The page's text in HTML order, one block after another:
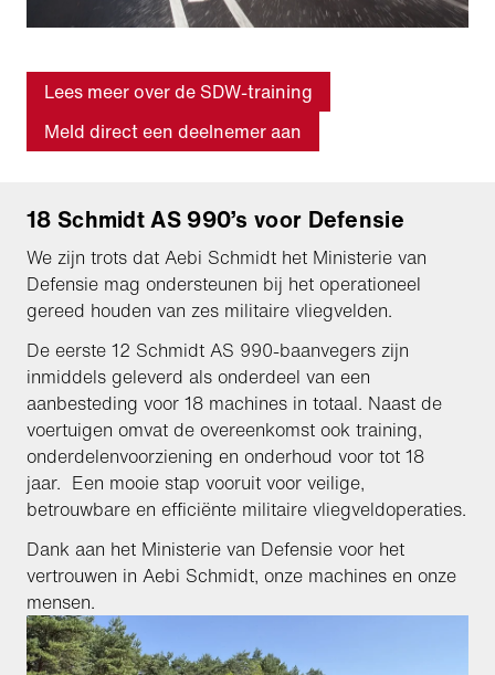
Lees meer over de SDW-training
Meld direct een deelnemer aan
18 Schmidt AS 990’s voor Defensie
We zijn trots dat Aebi Schmidt het Ministerie van
Defensie mag ondersteunen bij het operationeel
gereed houden van zes militaire vliegvelden.
De eerste 12 Schmidt AS 990-baanvegers zijn
inmiddels geleverd als onderdeel van een
aanbesteding voor 18 machines in totaal. Naast de
voertuigen omvat de overeenkomst ook training,
onderdelenvoorziening en onderhoud voor tot 18
jaar. Een mooie stap vooruit voor veilige,
betrouwbare en efficiënte militaire vliegveldoperaties.
Dank aan het Ministerie van Defensie voor het
vertrouwen in Aebi Schmidt, onze machines en onze
mensen.